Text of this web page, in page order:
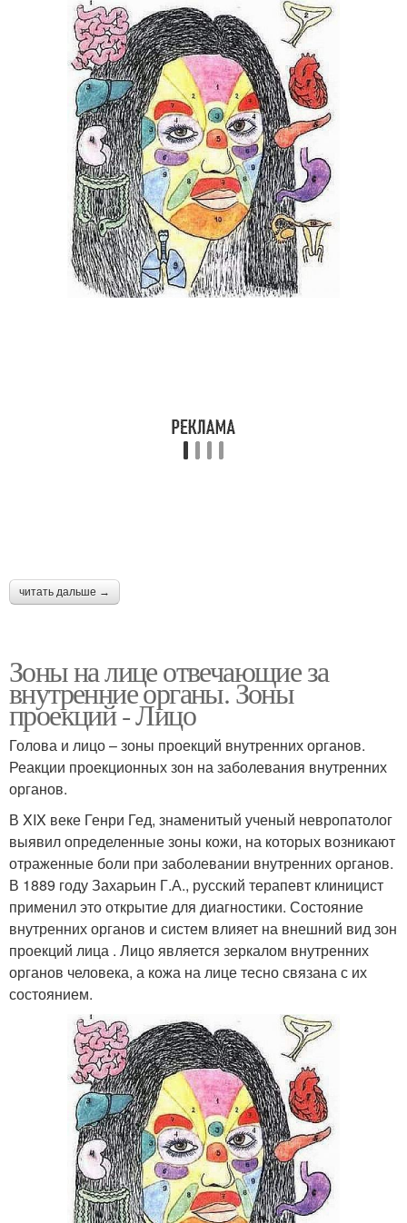
читать дальше →
Зоны на лице отвечающие за
внутренние органы. Зоны
проекций - Лицо
Голова и лицо – зоны проекций внутренних органов.
Реакции проекционных зон на заболевания внутренних
органов.
В XIX веке Генри Гед, знаменитый ученый невропатолог
выявил определенные зоны кожи, на которых возникают
отраженные боли при заболевании внутренних органов.
В 1889 году Захарьин Г.А., русский терапевт клиницист
применил это открытие для диагностики. Состояние
внутренних органов и систем влияет на внешний вид зон
проекций лица . Лицо является зеркалом внутренних
органов человека, а кожа на лице тесно связана с их
состоянием.